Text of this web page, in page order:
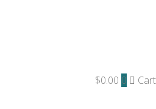
$0.00 0
Cart